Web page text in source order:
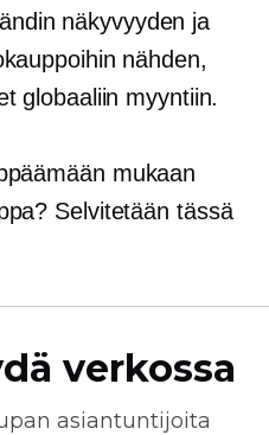
näkyvyyden ja
nähden,
globaaliin myyntiin.
mukaan
Selvitetään tässä
verkossa
asiantuntijoita